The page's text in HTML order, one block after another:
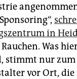
in
Was
stimmt nur zum
vor Ort, die